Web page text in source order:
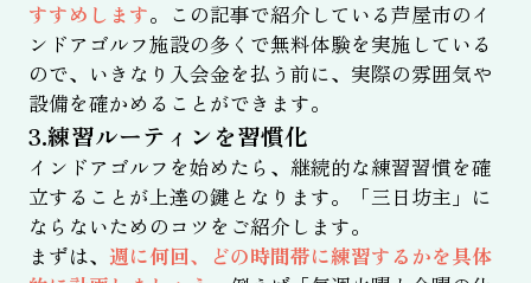
すすめします。この記事で紹介している芦屋市のイ
ンドアゴルフ施設の多くで無料体験を実施している
ので、いきなり入会金を払う前に、実際の雰囲気や
設備を確かめることができます。
3.練習ルーティンを習慣化
インドアゴルフを始めたら、継続的な練習習慣を確
立することが上達の鍵となります。「三日坊主」に
ならないためのコツをご紹介します。
まずは、 週に何回、どの時間帯に練習するかを具体